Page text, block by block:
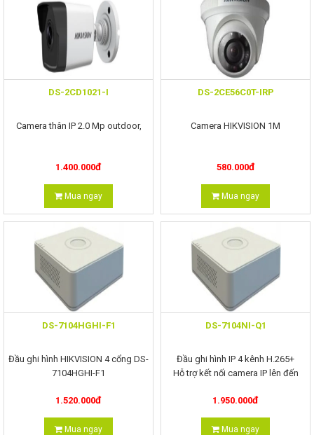
DS-2CD1021-I
Camera thân IP 2.0 Mp outdoor,
1.400.000đ
Mua ngay
DS-2CE56C0T-IRP
Camera HIKVISION 1M
580.000đ
Mua ngay
DS-7104HGHI-F1
Đầu ghi hình HIKVISION 4 cổng DS-
7104HGHI-F1
1.520.000đ
Mua ngay
DS-7104NI-Q1
Đầu ghi hình IP 4 kênh H.265+
Hỗ trợ kết nối camera IP lên đến
1.950.000đ
Mua ngay